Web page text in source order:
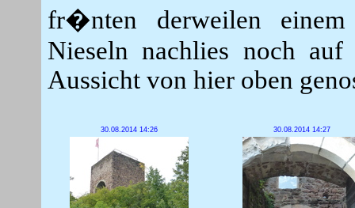
fr�nten derweilen einem
Nieseln nachlies noch
Aussicht von hier oben
30.08.2014 14:26 30.08.2014 14:27